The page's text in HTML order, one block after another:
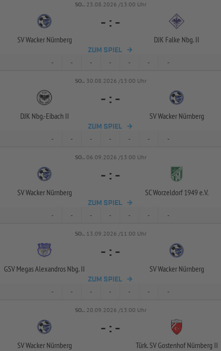
SO.. 23.08.2026 /13:00 Uhr
SV Wacker Nürnberg
- : -
DJK Falke Nbg. II
ZUM SPIEL
- - - - - - -
SO.. 30.08.2026 /13:00 Uhr
DJK Nbg.-Eibach II
- : -
SV Wacker Nürnberg
ZUM SPIEL
- - - - - - -
SO.. 06.09.2026 /13:00 Uhr
SV Wacker Nürnberg
- : -
SC Worzeldorf 1949 e.V.
ZUM SPIEL
- - - - - - -
SO.. 13.09.2026 /11:00 Uhr
GSV Megas Alexandros Nbg. II
- : -
SV Wacker Nürnberg
ZUM SPIEL
- - - - - - -
SO.. 20.09.2026 /13:00 Uhr
SV Wacker Nürnberg
- : -
Türk. SV Gostenhof Nürnberg II